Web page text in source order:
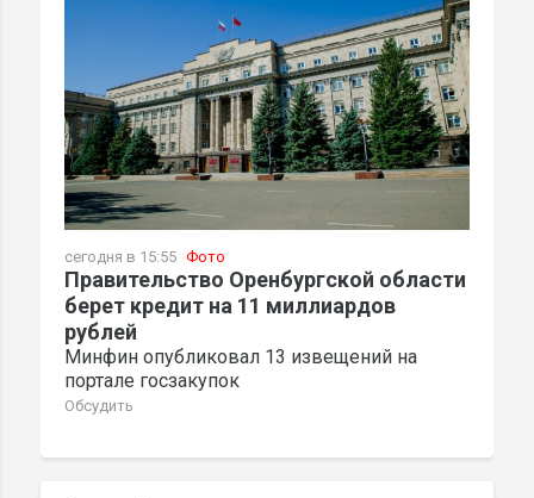
сегодня в 15:55 Фото
Правительство Оренбургской области
берет кредит на 11 миллиардов
рублей
Минфин опубликовал 13 извещений на
портале госзакупок
Обсудить